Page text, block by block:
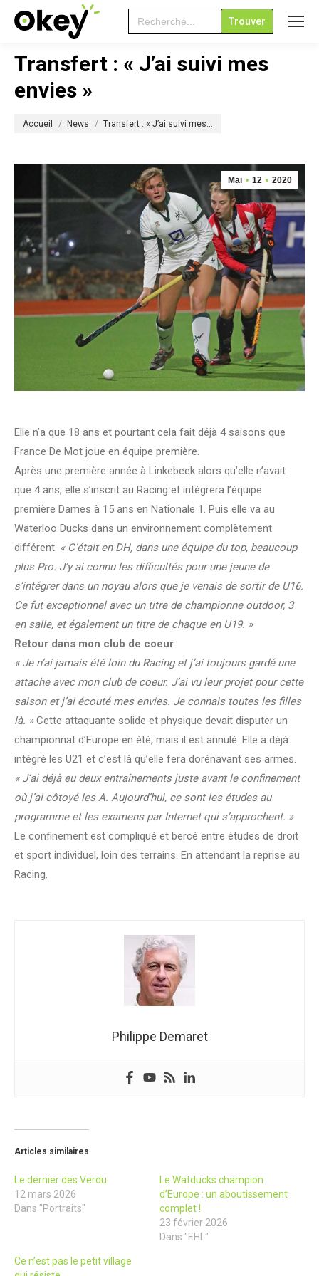
Search
for:
Transfert : « J’ai suivi mes
envies »
Accueil News Transfert : « J’ai suivi mes…
Mai 12 2020
Elle n’a que 18 ans et pourtant cela fait déjà 4 saisons que
France De Mot joue en équipe première.
Après une première année à Linkebeek alors qu’elle n’avait
que 4 ans, elle s’inscrit au Racing et intégrera l’équipe
première Dames à 15 ans en Nationale 1. Puis elle va au
Waterloo Ducks dans un environnement complètement
différent. « C’était en DH, dans une équipe du top, beaucoup
plus Pro. J’y ai connu les difficultés pour une jeune de
s’intégrer dans un noyau alors que je venais de sortir de U16.
Ce fut exceptionnel avec un titre de championne outdoor, 3
en salle, et également un titre de chaque en U19. »
Retour dans mon club de coeur
« Je n’ai jamais été loin du Racing et j’ai toujours gardé une
attache avec mon club de coeur. J’ai vu leur projet pour cette
saison et j’ai écouté mes envies. Je connais toutes les filles
là. »Cette attaquante solide et physique devait disputer un
championnat d’Europe en été, mais il est annulé. Elle a déjà
intégré les U21 et c’est là qu’elle fera dorénavant ses armes.
« J’ai déjà eu deux entraînements juste avant le confinement
où j’ai côtoyé les A. Aujourd’hui, ce sont les études au
programme et les examens par Internet qui s’approchent. »
Le confinement est compliqué et bercé entre études de droit
et sport individuel, loin des terrains. En attendant la reprise au
Racing.
Philippe Demaret
Articles similaires
Le dernier des Verdu
12 mars 2026
Dans "Portraits"
Le Watducks champion
d’Europe : un aboutissement
complet !
23 février 2026
Dans "EHL"
Ce n’est pas le petit village